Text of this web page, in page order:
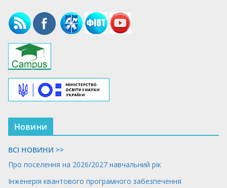
Новини
ВСІ НОВИНИ >>
Про поселення на 2026/2027 навчальний рік
Інженерія квантового програмного забезпечення